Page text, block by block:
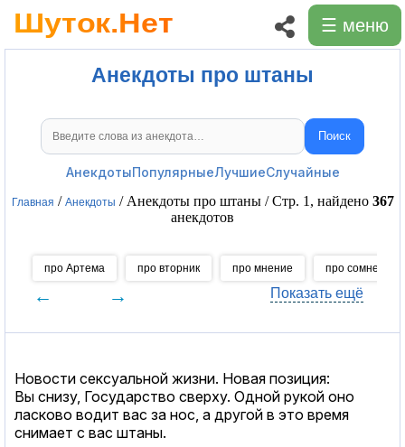
☰ меню
Анекдоты про штаны
Поиск анекдотов Поиск
АнекдотыПопулярныеЛучшиеСлучайные
Главная / Анекдоты / Анекдоты про штаны / Стр. 1, найдено 367
анекдотов
про Артема про вторник про мнение про сомнения
← → Показать ещё
Новости сексуальной жизни. Новая позиция:
Вы снизу, Государство сверху. Одной рукой оно
ласково водит вас за нос, а другой в это время
снимает с вас штаны.